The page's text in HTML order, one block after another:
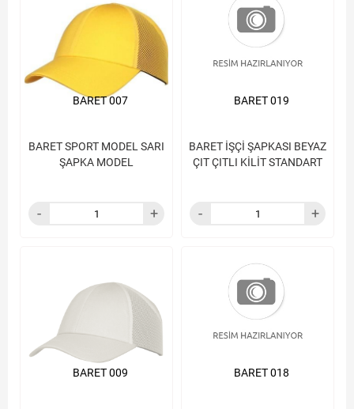
BARET SPORT MODEL SARI
ŞAPKA MODEL
BARET 007
BARET İŞÇİ ŞAPKASI BEYAZ
ÇIT ÇITLI KİLİT STANDART
BARET 019
BARET 009 BARET 018